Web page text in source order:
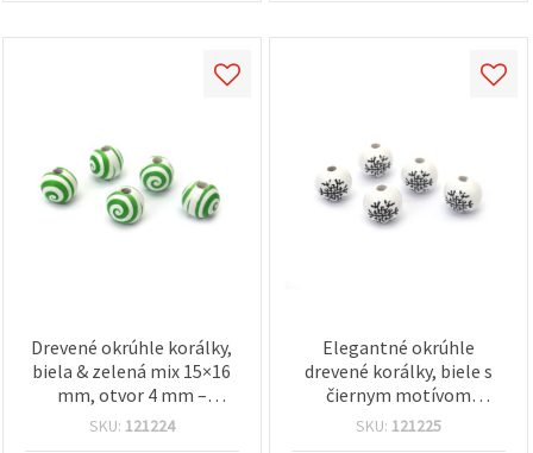
Drevené okrúhle korálky,
biela & zelená mix 15×16
mm, otvor 4 mm –
balenie 10 ks na šperky a
SKU: 121224
Elegantné okrúhle
drevené korálky, biele s
čiernym motívom
snehovej vločky, 15 x 16
SKU: 121225